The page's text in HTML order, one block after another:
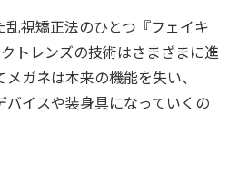
視矯正法のひとつ『フェイキ
トレンズの技術はさまざまに進
ガネは本来の機能を失い、
イスや装身具になっていくの